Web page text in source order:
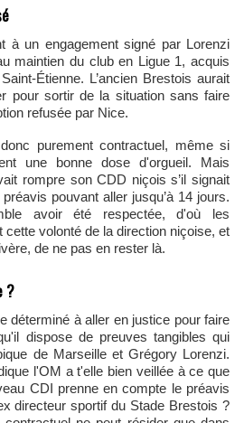
maintien du club en Ligue 1, acquis
Étienne. L’ancien Brestois aurait
pour sortir de la situation sans faire
refusée par Nice.
une bonne dose d'orgueil. Mais
rompre son CDD niçois s’il signait
pouvant aller jusqu’à 14 jours.
avoir été respectée, d'où les
cette volonté de la direction niçoise, et
de ne pas en rester là.
?
dispose de preuves tangibles qui
de Marseille et Grégory Lorenzi.
l'OM a t'elle bien veillée à ce que
CDI prenne en compte le préavis
directeur sportif du Stade Brestois ?